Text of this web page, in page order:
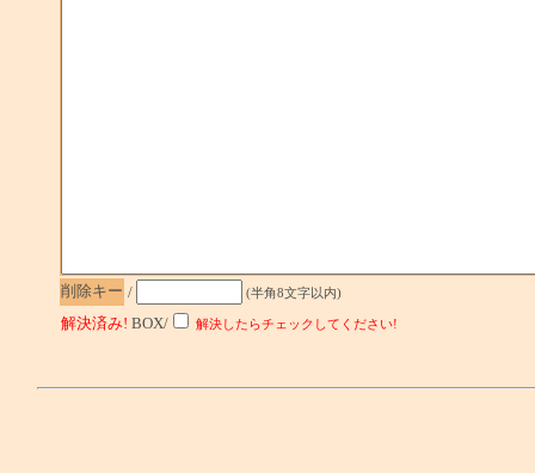
削除キー / (半角8文字以内)
解決済み! BOX/ 解決したらチェックしてください!